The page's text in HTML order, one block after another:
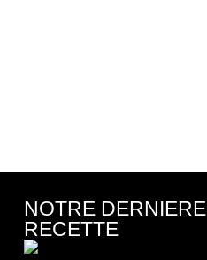
NOTRE DERNIERE
RECETTE